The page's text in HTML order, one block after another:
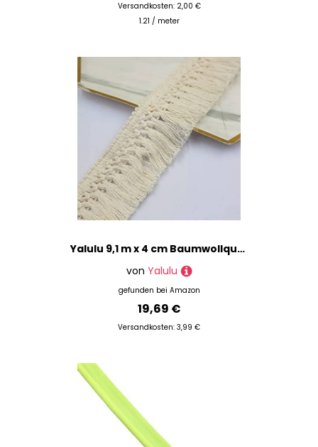
Versandkosten: 2,00 €
1.21 / meter
Yalulu 9,1 m x 4 cm Baumwollquaste Fransenborte Spitzenborte Bänder Faserfransen für Kleidung, Vorhang, Nähen, Handwerk (Beige)
von Yalulu
gefunden bei Amazon
19,69 €
Versandkosten: 3,99 €